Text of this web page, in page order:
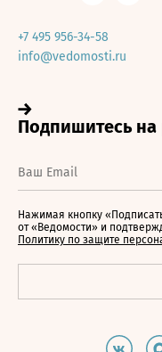
+7 495 956-34-58
info@vedomosti.ru
Нажимая кнопку
от «Ведомости» и
Политику по защите